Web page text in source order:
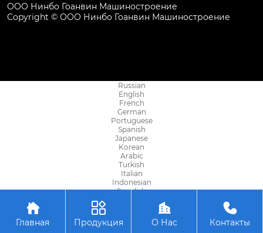
ООО Нинбо Гоанвин Машиностроение
Copyright © ООО Нинбо Гоанвин Машиностроение

Главная

Продукция

О Нас

Контакты
Russian
English
French
German
Portuguese
Spanish
Japanese
Korean
Arabic
Turkish
Italian
Indonesian
Swedish
Bosnian